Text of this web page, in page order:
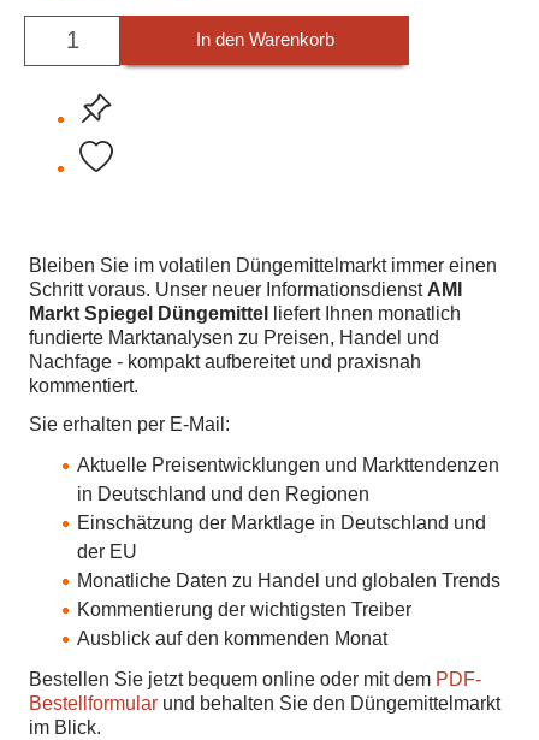
In den Warenkorb
Bleiben Sie im volatilen Düngemittelmarkt immer einen
Schritt voraus. Unser neuer Informationsdienst AMI
Markt Spiegel Düngemittel
liefert Ihnen monatlich
fundierte Marktanalysen zu Preisen, Handel und
Nachfage - kompakt aufbereitet und praxisnah
kommentiert.
Sie erhalten per E-Mail:
Aktuelle Preisentwicklungen und Markttendenzen
in Deutschland und den Regionen
Einschätzung der Marktlage in Deutschland und
der EU
Monatliche Daten zu Handel und globalen Trends
Kommentierung der wichtigsten Treiber
Ausblick auf den kommenden Monat
Bestellen Sie jetzt bequem online oder mit dem PDF-
Bestellformular und behalten Sie den Düngemittelmarkt
im Blick.